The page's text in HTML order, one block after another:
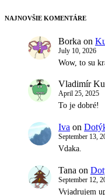
NAJNOVŠIE KOMENTÁRE
Borka on
July 10, 2026
Wow, to su
Vladimír
April 25, 2025
To je dobré!
Iva on
September 13,
Vdaka.
Tana on
September 12,
Vyjadrujem